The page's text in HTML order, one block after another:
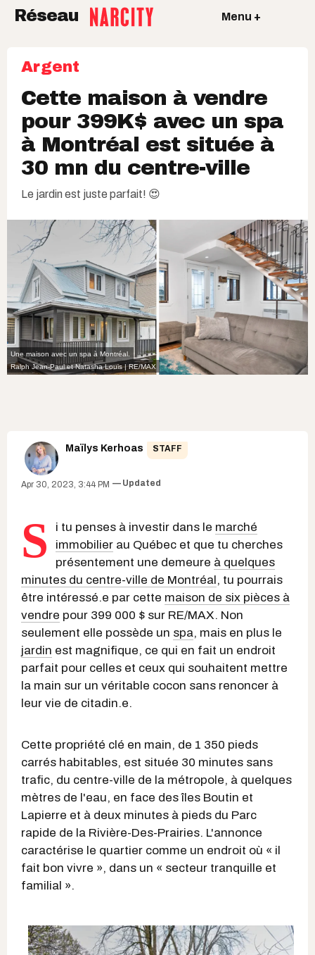
Réseau Menu +
Argent
Cette maison à vendre
pour 399K$ avec un spa
à Montréal est située à
30 mn du centre-ville
Le jardin est juste parfait! 😍
Une maison avec un spa à Montréal.
Ralph Jean-Paul et Natasha Louis | RE/MAX
Maïlys Kerhoas STAFF
Apr 30, 2023, 3:44 PM Updated
S i tu penses à investir dans le marché
immobilier au Québec et que tu cherches
présentement une demeure à quelques
minutes du centre-ville de Montréal, tu pourrais
être intéressé.e par cette maison de six pièces à
vendre pour 399 000 $ sur RE/MAX. Non
seulement elle possède un spa, mais en plus le
jardin est magnifique, ce qui en fait un endroit
parfait pour celles et ceux qui souhaitent mettre
la main sur un véritable cocon sans renoncer à
leur vie de citadin.e.
Cette propriété clé en main, de 1 350 pieds
carrés habitables, est située 30 minutes sans
trafic, du centre-ville de la métropole, à quelques
mètres de l'eau, en face des îles Boutin et
Lapierre et à deux minutes à pieds du Parc
rapide de la Rivière-Des-Prairies. L'annonce
caractérise le quartier comme un endroit où « il
fait bon vivre », dans un « secteur tranquille et
familial ».